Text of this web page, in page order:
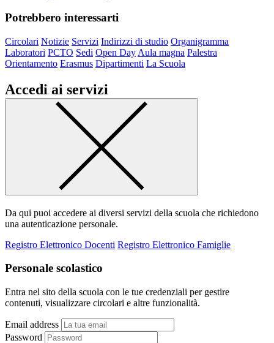
Potrebbero interessarti
Circolari Notizie Servizi Indirizzi di studio Organigramma
Laboratori PCTO Sedi Open Day Aula magna Palestra
Orientamento Erasmus Dipartimenti La Scuola
Accedi ai servizi
Da qui puoi accedere ai diversi servizi della scuola che richiedono
una autenticazione personale.
Registro Elettronico Docenti Registro Elettronico Famiglie
Personale scolastico
Entra nel sito della scuola con le tue credenziali per gestire
contenuti, visualizzare circolari e altre funzionalità.
Email address
Password